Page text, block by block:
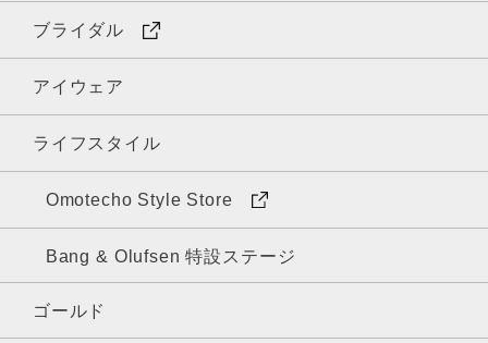
ブライダル
アイウェア
ライフスタイル
Omotecho Style Store
Bang & Olufsen 特設ステージ
ゴールド